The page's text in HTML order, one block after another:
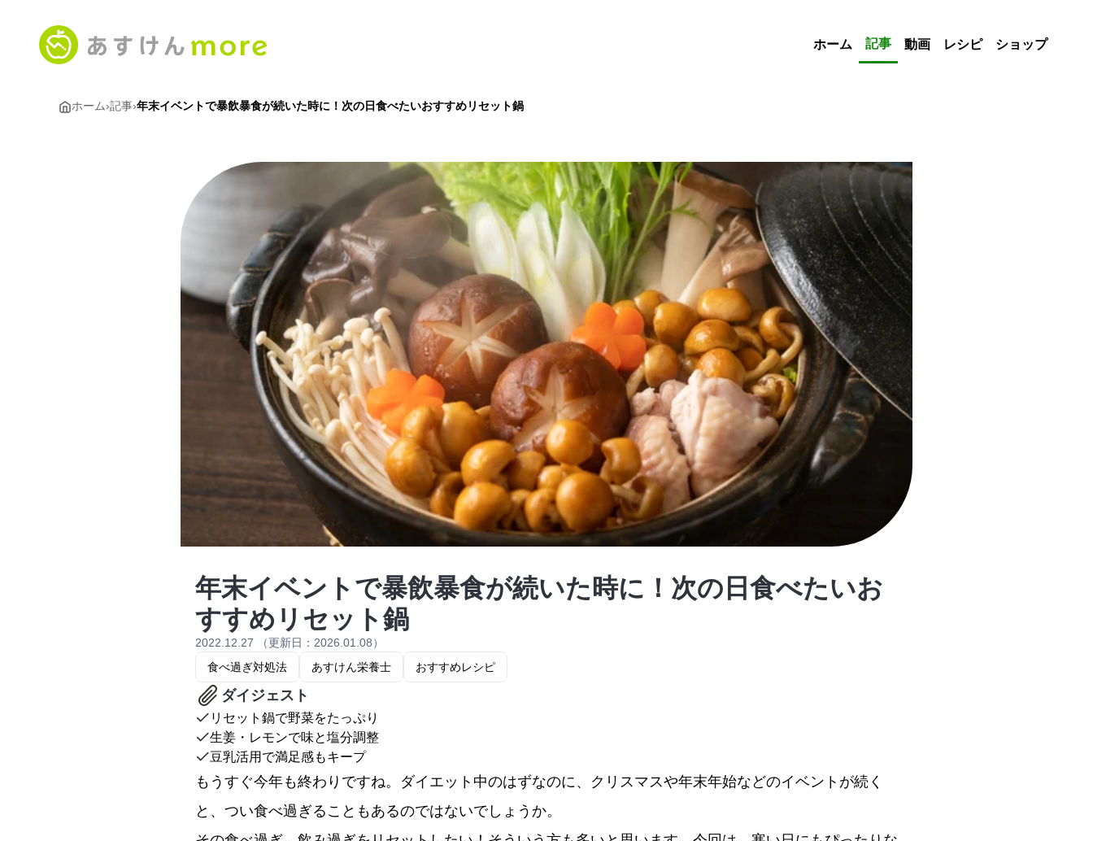
ホーム 記事 動画 レシピ ショップ
ホーム›記事›年末イベントで暴飲暴食が続いた時に！次の日食べたいおすすめリセット鍋
年末イベントで暴飲暴食が続いた時に！次の日食べたいお
すすめリセット鍋
2022.12.27 （更新日：2026.01.08）
食べ過ぎ対処法
あすけん栄養士 おすすめレシピ
ダイジェスト
リセット鍋で野菜をたっぷり
生姜・レモンで味と塩分調整
豆乳活用で満足感もキープ
もうすぐ今年も終わりですね。ダイエット中のはずなのに、クリスマスや年末年始などのイベントが続く
と、つい食べ過ぎることもあるのではないでしょうか。